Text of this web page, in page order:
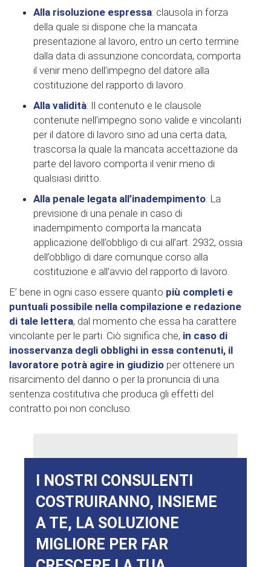
Alla risoluzione espressa: clausola in forza
della quale si dispone che la mancata
presentazione al lavoro, entro un certo termine
dalla data di assunzione concordata, comporta
il venir meno dell’impegno del datore alla
costituzione del rapporto di lavoro.
Alla validità: Il contenuto e le clausole
contenute nell’impegno sono valide e vincolanti
per il datore di lavoro sino ad una certa data,
trascorsa la quale la mancata accettazione da
parte del lavoro comporta il venir meno di
qualsiasi diritto.
Alla penale legata all’inadempimento: La
previsione di una penale in caso di
inadempimento comporta la mancata
applicazione dell’obbligo di cui all’art. 2932, ossia
dell’obbligo di dare comunque corso alla
costituzione e all’avvio del rapporto di lavoro.
E’ bene in ogni caso essere quanto più completi e
puntuali possibile nella compilazione e redazione
di tale lettera, dal momento che essa ha carattere
vincolante per le parti. Ciò significa che, in caso di
inosservanza degli obblighi in essa contenuti, il
lavoratore potrà agire in giudizio per ottenere un
risarcimento del danno o per la pronuncia di una
sentenza costitutiva che produca gli effetti del
contratto poi non concluso.
I NOSTRI CONSULENTI
COSTRUIRANNO, INSIEME
A TE, LA SOLUZIONE
MIGLIORE PER FAR